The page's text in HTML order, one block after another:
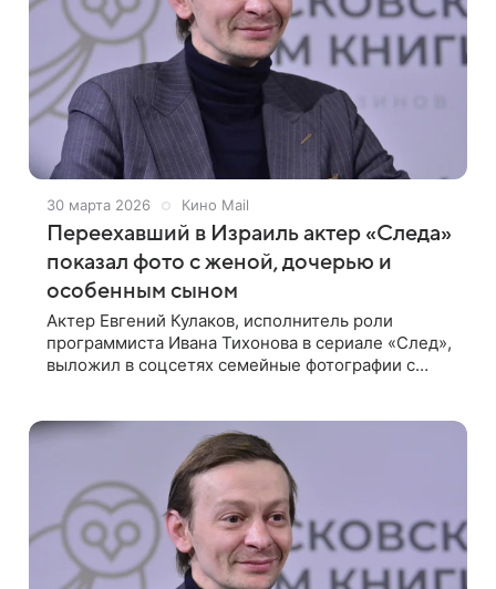
30 марта 2026 Кино Mail
Переехавший в Израиль актер «Следа»
показал фото с женой, дочерью и
особенным сыном
Актер Евгений Кулаков, исполнитель роли
программиста Ивана Тихонова в сериале «След»,
выложил в соцсетях семейные фотографии с